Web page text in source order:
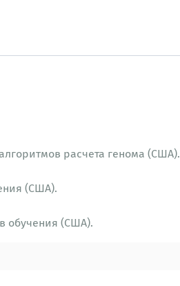
расчета генома (США).
(США).
обучения (США).